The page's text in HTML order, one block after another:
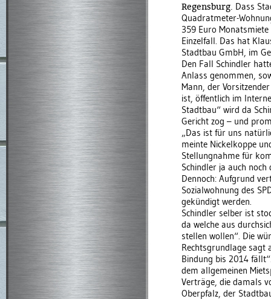
Regensburg. Dass
Quadratmeter-
359 Euro
Einzelfall. Das hat
Stadtbau GmbH, im
Den Fall Schindler
Anlass genommen,
Mann, der
ist, öffentlich im
Stadtbau“ wird da
Gericht zog – und
„Das ist für uns
meinte Nickelkoppe
Stellungnahme für
Schindler ja auch
Dennoch: Aufgrund
Sozialwohnung des
gekündigt werden.
Schindler selber ist
da welche aus
stellen wollen“. Die
Rechtsgrundlage sagt
Bindung bis 2014
dem allgemeinen
Verträge, die damals
Oberpfalz, der